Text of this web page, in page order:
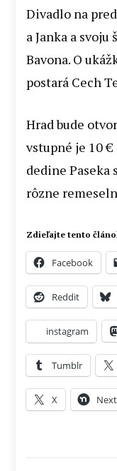
Divadlo na
a Janka a
Bavona. O
postará Cech
Hrad bude
vstupné je 10 €
dedine
rôzne
Zdieľajte tento
Facebook
Reddit
instagram
Tumblr
X